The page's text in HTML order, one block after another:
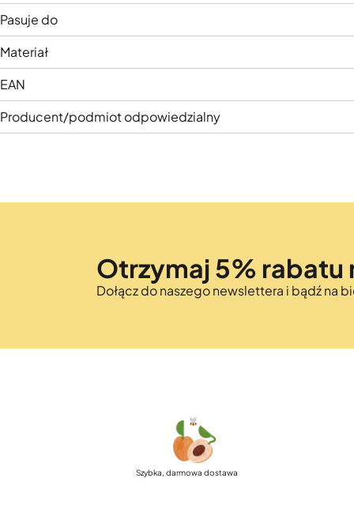
Pasuje do
Materiał
EAN
Producent/podmiot odpowiedzialny
Otrzymaj 5% rabatu
Dołącz do naszego newslettera i bądź na
Szybka, darmowa dostawa